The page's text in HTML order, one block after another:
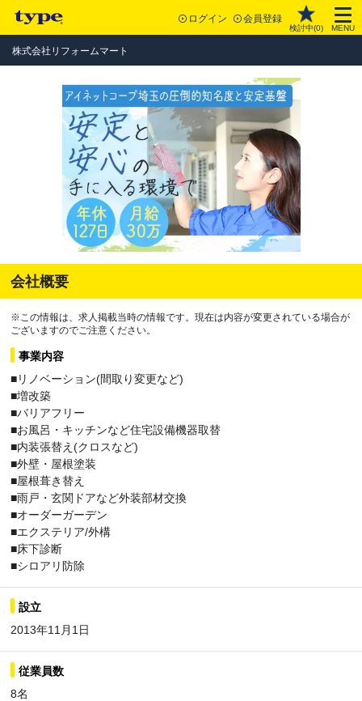
ログイン 会員登録
検討中(0) MENU
株式会社リフォームマート
会社概要
※この情報は、求人掲載当時の情報です。現在は内容が変更されている場合が
ございますのでご注意ください。
事業内容
■リノベーション(間取り変更など)
■増改築
■バリアフリー
■お風呂・キッチンなど住宅設備機器取替
■内装張替え(クロスなど)
■外壁・屋根塗装
■屋根葺き替え
■雨戸・玄関ドアなど外装部材交換
■オーダーガーデン
■エクステリア/外構
■床下診断
■シロアリ防除
設立
2013年11月1日
従業員数
8名